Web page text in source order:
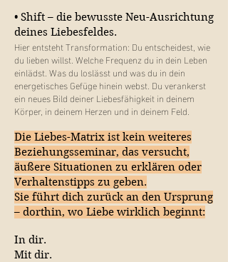
• Shift – die bewusste Neu-Ausrichtung
deines Liebesfeldes.
Hier entsteht Transformation: Du entscheidest, wie
du lieben willst. Welche Frequenz du in dein Leben
einlädst. Was du loslässt und was du in dein
energetisches Gefüge hinein webst. Du verankerst
ein neues Bild deiner Liebesfähigkeit in deinem
Körper, in deinem Herzen und in deinem Feld.
Die Liebes-Matrix ist kein weiteres
Beziehungsseminar, das versucht,
äußere Situationen zu erklären oder
Verhaltenstipps zu geben.
Sie führt dich zurück an den Ursprung
– dorthin, wo Liebe wirklich beginnt:
In dir.
Mit dir.